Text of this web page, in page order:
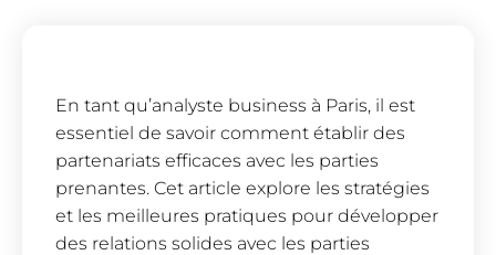
En tant qu’analyste business à Paris, il est
essentiel de savoir comment établir des
partenariats efficaces avec les parties
prenantes. Cet article explore les stratégies
et les meilleures pratiques pour développer
des relations solides avec les parties